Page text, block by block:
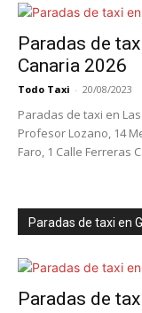
Paradas de
Canaria 2026
Todo Taxi - 20/08/2023
Paradas de taxi en
Profesor Lozano, 14
Faro, 1 Calle Ferreras
Paradas de taxi en
Paradas de